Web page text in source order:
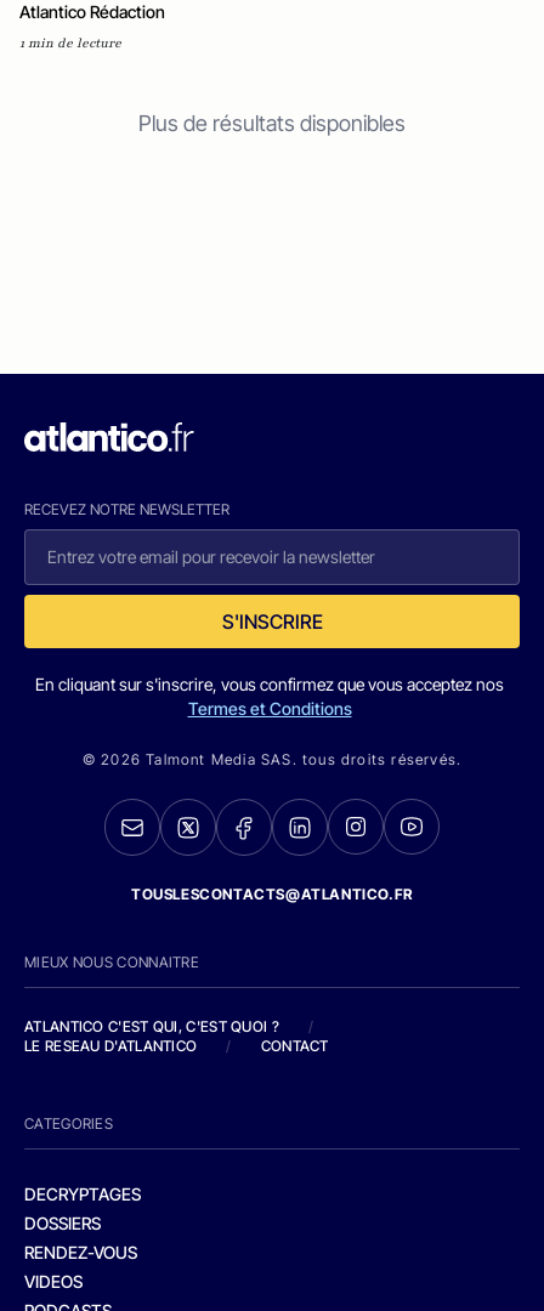
Atlantico Rédaction
1 min de lecture
Plus de résultats disponibles
RECEVEZ NOTRE NEWSLETTER
S'INSCRIRE
En cliquant sur s'inscrire, vous confirmez que vous acceptez nos
Termes et Conditions
© 2026 Talmont Media SAS. tous droits réservés.
TOUSLESCONTACTS@ATLANTICO.FR
MIEUX NOUS CONNAITRE
ATLANTICO C'EST QUI, C'EST QUOI ?
/
LE RESEAU D'ATLANTICO
/ CONTACT
CATEGORIES
DECRYPTAGES
DOSSIERS
RENDEZ-VOUS
VIDEOS